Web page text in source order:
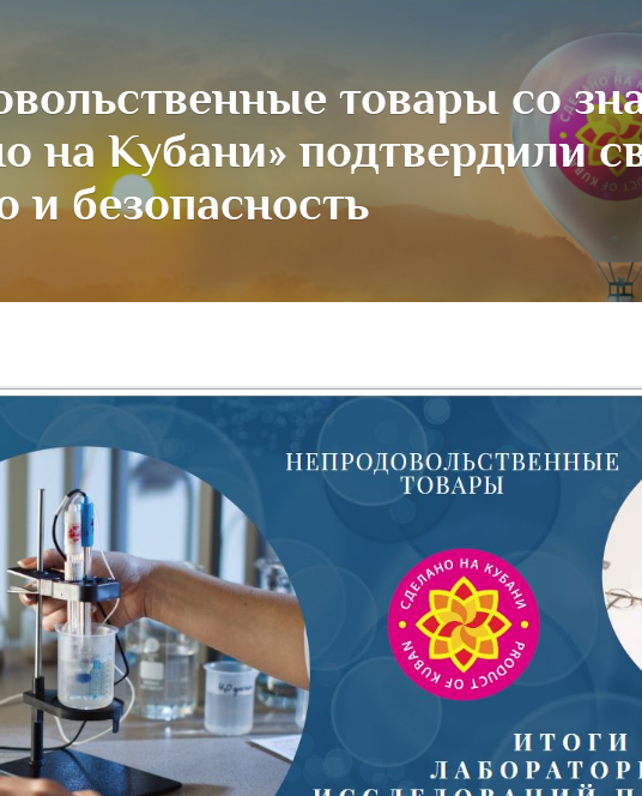
товары со
на Кубани» подтвердили
и безопасность